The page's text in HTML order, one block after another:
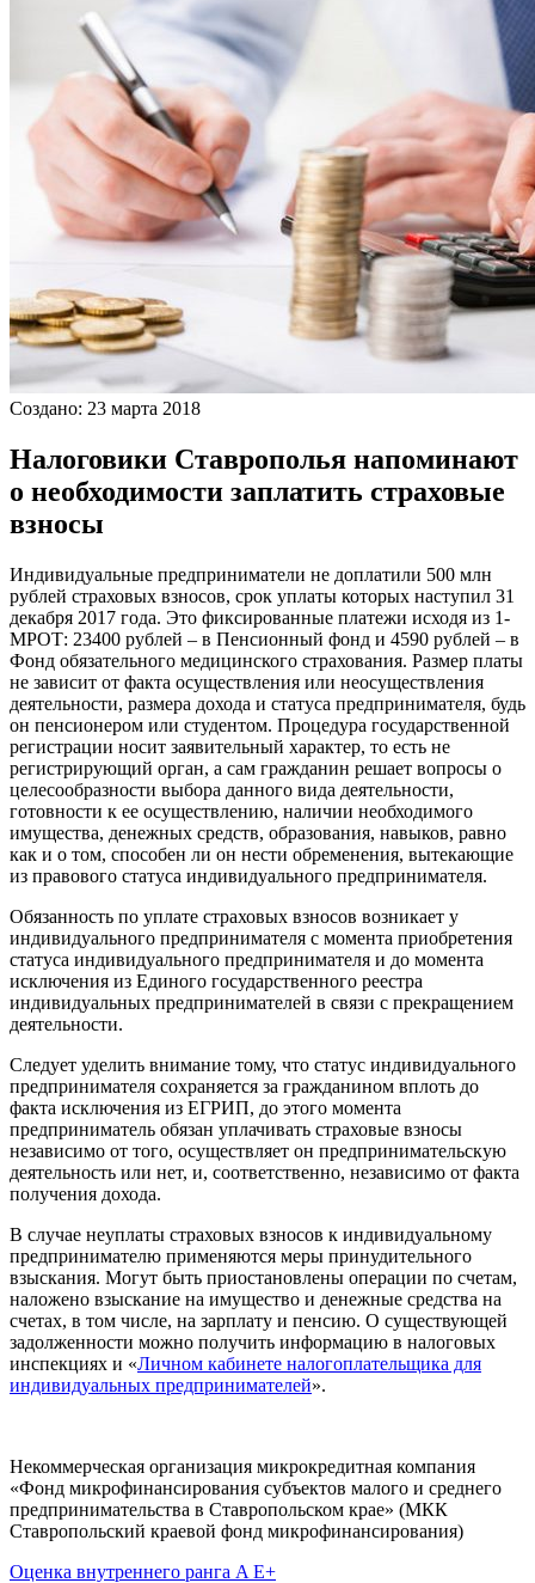
Создано: 23 марта 2018
Налоговики Ставрополья напоминают
о необходимости заплатить страховые
взносы
Индивидуальные предприниматели не доплатили 500 млн
рублей страховых взносов, срок уплаты которых наступил 31
декабря 2017 года. Это фиксированные платежи исходя из 1-
МРОТ: 23400 рублей – в Пенсионный фонд и 4590 рублей – в
Фонд обязательного медицинского страхования. Размер платы
не зависит от факта осуществления или неосуществления
деятельности, размера дохода и статуса предпринимателя, будь
он пенсионером или студентом. Процедура государственной
регистрации носит заявительный характер, то есть не
регистрирующий орган, а сам гражданин решает вопросы о
целесообразности выбора данного вида деятельности,
готовности к ее осуществлению, наличии необходимого
имущества, денежных средств, образования, навыков, равно
как и о том, способен ли он нести обременения, вытекающие
из правового статуса индивидуального предпринимателя.
Обязанность по уплате страховых взносов возникает у
индивидуального предпринимателя с момента приобретения
статуса индивидуального предпринимателя и до момента
исключения из Единого государственного реестра
индивидуальных предпринимателей в связи с прекращением
деятельности.
Следует уделить внимание тому, что статус индивидуального
предпринимателя сохраняется за гражданином вплоть до
факта исключения из ЕГРИП, до этого момента
предприниматель обязан уплачивать страховые взносы
независимо от того, осуществляет он предпринимательскую
деятельность или нет, и, соответственно, независимо от факта
получения дохода.
В случае неуплаты страховых взносов к индивидуальному
предпринимателю применяются меры принудительного
взыскания. Могут быть приостановлены операции по счетам,
наложено взыскание на имущество и денежные средства на
счетах, в том числе, на зарплату и пенсию. О существующей
задолженности можно получить информацию в налоговых
инспекциях и «Личном кабинете налогоплательщика для
индивидуальных предпринимателей».
Некоммерческая организация микрокредитная компания
«Фонд микрофинансирования субъектов малого и среднего
предпринимательства в Ставропольском крае» (МКК
Ставропольский краевой фонд микрофинансирования)
Оценка внутреннего ранга A E+